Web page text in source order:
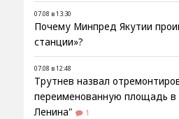
07.08 в 13:30
Почему Минпред Якутии
станции»?
07.08 в 12:48
Трутнев назвал
переименованную площадь
Ленина"
1